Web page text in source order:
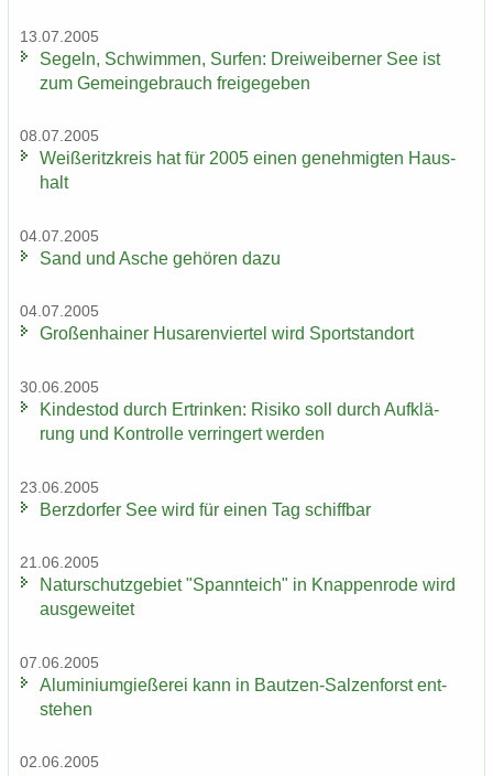
13.07.2005
Se­geln, Schwim­men, Sur­fen: Drei­wei­ber­ner See ist
zum Ge­mein­ge­brauch frei­ge­ge­ben
08.07.2005
Wei­ße­ritz­kreis hat für 2005 einen ge­neh­mig­ten Haus­
halt
04.07.2005
Sand und Asche ge­hö­ren dazu
04.07.2005
Gro­ßen­hai­ner Hu­sa­ren­vier­tel wird Sport­stand­ort
30.06.2005
Kin­des­tod durch Er­trin­ken: Ri­si­ko soll durch Auf­klä­
rung und Kon­trol­le ver­rin­gert wer­den
23.06.2005
Berz­dor­fer See wird für einen Tag schiff­bar
21.06.2005
Na­tur­schutz­ge­biet "Spann­teich" in Knap­pen­ro­de wird
aus­ge­wei­tet
07.06.2005
Alu­mi­ni­um­gie­ße­rei kann in Bautzen-​Salzenforst ent­
ste­hen
02.06.2005